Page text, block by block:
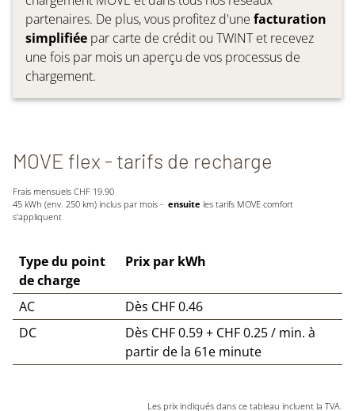
partenaires. De plus, vous profitez d'une facturation
simplifiée par carte de crédit ou TWINT et recevez
une fois par mois un aperçu de vos processus de
chargement.
MOVE flex - tarifs de recharge
Frais mensuels CHF 19.90
45 kWh (env. 250 km) inclus par mois - ensuite les tarifs MOVE comfort
s'appliquent
Type du point
de charge
Prix par kWh
AC
Dès CHF 0.46
DC
Dès CHF 0.59 + CHF 0.25 / min. à
partir de la 61e minute
Les prix indiqués dans ce tableau incluent la TVA.